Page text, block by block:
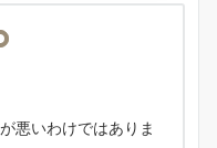
悪いわけではありま